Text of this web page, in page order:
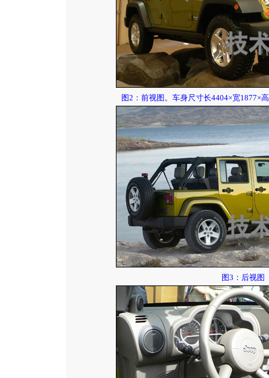
图2：前视图。车身尺寸长4404×宽1877×
图3：后视图